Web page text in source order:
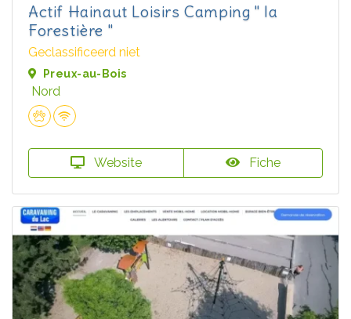
Actif Hainaut Loisirs Camping " la
Forestière "
Geclassificeerd niet
Preux-au-Bois
Nord
Website Fiche